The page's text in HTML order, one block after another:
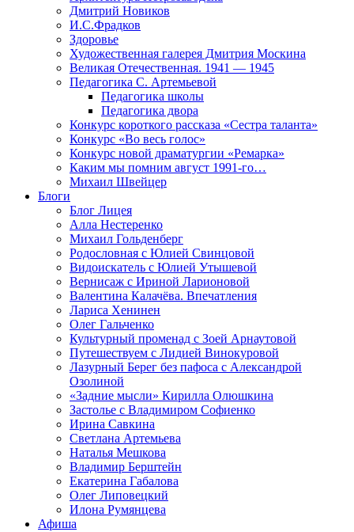
Дмитрий Новиков
И.С.Фрадков
Здоровье
Художественная галерея Дмитрия Москина
Великая Отечественная. 1941 — 1945
Педагогика С. Артемьевой
Педагогика школы
Педагогика двора
Конкурс короткого рассказа «Сестра таланта»
Конкурс «Во весь голос»
Конкурс новой драматургии «Ремарка»
Каким мы помним август 1991-го…
Михаил Швейцер
Блоги
Блог Лицея
Алла Нестеренко
Михаил Гольденберг
Родословная с Юлией Свинцовой
Видоискатель с Юлией Утышевой
Вернисаж с Ириной Ларионовой
Валентина Калачёва. Впечатления
Лариса Хенинен
Олег Гальченко
Культурный променад с Зоей Арнаутовой
Путешествуем с Лидией Винокуровой
Лазурный Берег без пафоса с Александрой
Озолиной
«Задние мысли» Кирилла Олюшкина
Застолье с Владимиром Софиенко
Ирина Савкина
Светлана Артемьева
Наталья Мешкова
Владимир Берштейн
Екатерина Габалова
Олег Липовецкий
Илона Румянцева
Афиша